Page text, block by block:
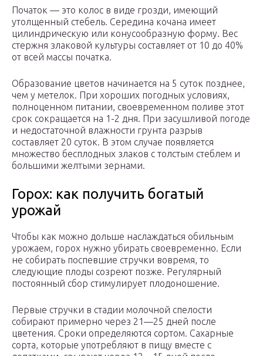
Початок — это колос в виде грозди, имеющий
утолщенный стебель. Середина кочана имеет
цилиндрическую или конусообразную форму. Вес
стержня злаковой культуры составляет от 10 до 40%
от всей массы початка.
Образование цветов начинается на 5 суток позднее,
чем у метелок. При хороших погодных условиях,
полноценном питании, своевременном поливе этот
срок сокращается на 1-2 дня. При засушливой погоде
и недостаточной влажности грунта разрыв
составляет 20 суток. В этом случае появляется
множество бесплодных злаков с толстым стеблем и
большими желтыми зернами.
Горох: как получить богатый
урожай
Чтобы как можно дольше наслаждаться обильным
урожаем, горох нужно убирать своевременно. Если
не собирать поспевшие стручки вовремя, то
следующие плоды созреют позже. Регулярный
постоянный сбор стимулирует плодоношение.
Первые стручки в стадии молочной спелости
собирают примерно через 21—25 дней после
цветения. Сроки определяются сортом. Сахарные
сорта, которые употребляют в пищу вместе с